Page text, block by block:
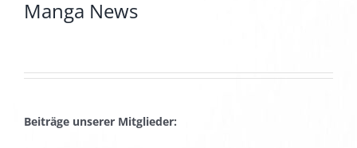
Manga News
Beiträge unserer Mitglieder: